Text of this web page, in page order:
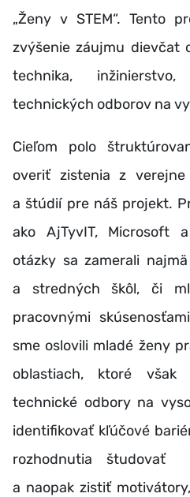
„Ženy v STEM“. Tento
zvýšenie záujmu dievčat
technika,
technických odborov na
Cieľom polo
overiť zistenia z verejne
a štúdií pre náš projekt.
ako AjTyvIT, Microsoft a
otázky sa zamerali
a stredných škôl, či
pracovnými
sme oslovili mladé ženy
oblastiach, ktoré však
technické odbory na
identifikovať kľúčové
rozhodnutia študovať
a naopak zistiť